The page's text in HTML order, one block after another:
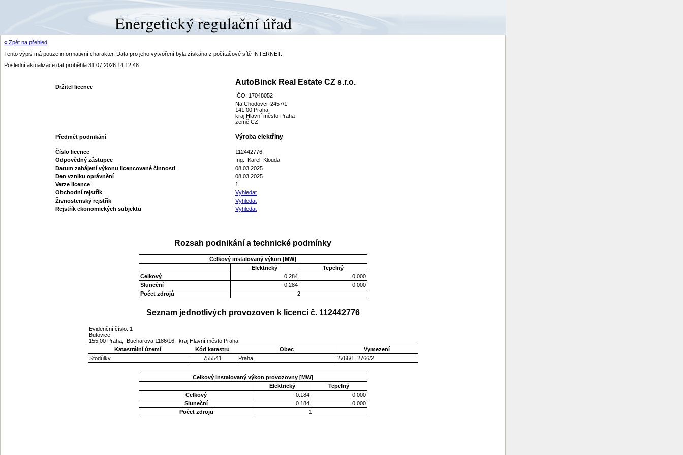
« Zpět na přehled
Tento výpis má pouze informativní charakter. Data pro jeho vytvoření byla získána z počítačové sítě INTERNET.
Poslední aktualizace dat proběhla 31.07.2026 14:12:48
Držitel licence
AutoBinck Real Estate CZ s.r.o.
IČO: 17048052
Na Chodovci 2457/1
141 00 Praha
kraj Hlavní město Praha
země CZ
Předmět podnikání Výroba elektřiny
Číslo licence
112442776
Odpovědný zástupce
Ing. Karel Klouda
Datum zahájení výkonu licencované činnosti
08.03.2025
Den vzniku oprávnění
08.03.2025
Verze licence
1
Obchodní rejstřík
Vyhledat
Živnostenský rejstřík
Vyhledat
Rejstřík ekonomických subjektů
Vyhledat
Rozsah podnikání a technické podmínky
Celkový instalovaný výkon [MW]
Elektrický
Tepelný
Celkový
0.284
0.000
Sluneční
0.284
0.000
Počet zdrojů
2
Seznam jednotlivých provozoven k licenci č. 112442776
Evidenční číslo: 1
Butovice
155 00 Praha, Bucharova 1186/16, kraj Hlavní město Praha
Katastrální území
Kód katastru Obec
Vymezení
Stodůlky
755541 Praha 2766/1, 2766/2
Celkový instalovaný výkon provozovny [MW]
Elektrický
Tepelný
Celkový
0.184
0.000
Sluneční
0.184
0.000
Počet zdrojů
1